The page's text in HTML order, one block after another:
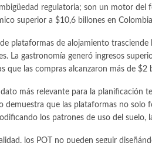
regulatoria; son un motor
superior a $10,6 billones en
plataformas de alojamiento
La gastronomía generó ingresos
que las compras alcanzaron más de
más relevante para la planificación
demuestra que las plataformas no solo
los patrones de uso del
los POT no pueden seguir